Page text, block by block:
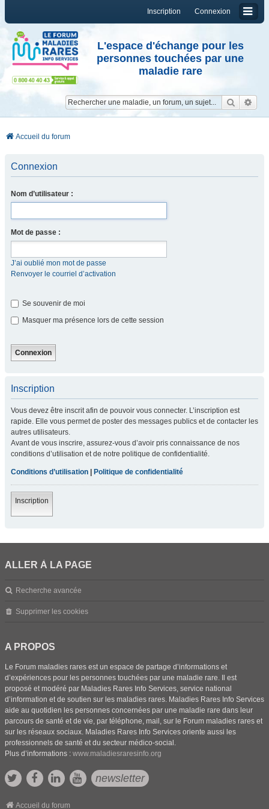
Connexion
Inscription
L'espace d'échange pour les
personnes touchées par une
maladie rare
Accueil du forum
Connexion
Nom d’utilisateur :
Mot de passe :
J’ai oublié mon mot de passe
Renvoyer le courriel d’activation
Se souvenir de moi
Masquer ma présence lors de cette session
Inscription
Vous devez être inscrit afin de pouvoir vous connecter. L’inscription est
rapide. Elle vous permet de poster des messages publics et de contacter les
autres utilisateurs.
Avant de vous inscrire, assurez-vous d’avoir pris connaissance de nos
conditions d’utilisation et de notre politique de confidentialité.
Conditions d’utilisation Politique de confidentialité
Inscription
ALLER À LA PAGE
Recherche avancée
Supprimer les cookies
A PROPOS
Le Forum maladies rares est un espace de partage d’informations et
d’expériences pour les personnes touchées par une maladie rare. Il est
proposé et modéré par Maladies Rares Info Services, service national
d’information et de soutien sur les maladies rares. Maladies Rares Info Services
aide au quotidien les personnes concernées par une maladie rare dans leur
parcours de santé et de vie, par téléphone, mail, sur le Forum maladies rares et
sur les réseaux sociaux. Maladies Rares Info Services oriente aussi les
professionnels de santé et du secteur médico-social.
Plus d’informations : www.maladiesraresinfo.org
newsletter
Accueil du forum